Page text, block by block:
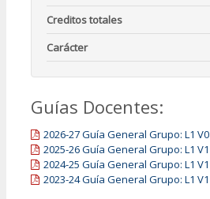
Creditos totales
Carácter
Guías Docentes:
2026-27 Guía General Grupo: L1 V0
2025-26 Guía General Grupo: L1 V1
2024-25 Guía General Grupo: L1 V1
2023-24 Guía General Grupo: L1 V1